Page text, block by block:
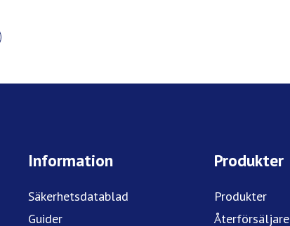
PÅ
Information
Säkerhetsdatablad
Guider
Produkter
Produkter
Återförsäljare